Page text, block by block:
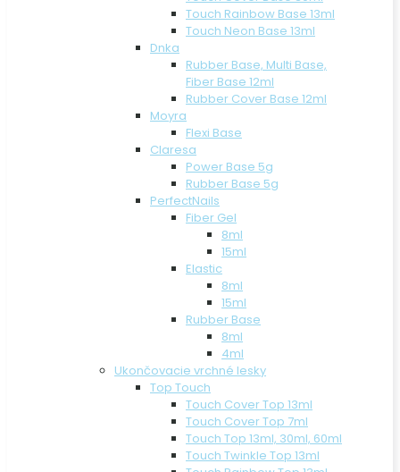
Touch Rainbow Base 13ml
Touch Neon Base 13ml
Dnka
Rubber Base, Multi Base,
Fiber Base 12ml
Rubber Cover Base 12ml
Moyra
Flexi Base
Claresa
Power Base 5g
Rubber Base 5g
PerfectNails
Fiber Gel
8ml
15ml
Elastic
8ml
15ml
Rubber Base
8ml
4ml
Ukončovacie vrchné lesky
Top Touch
Touch Cover Top 13ml
Touch Cover Top 7ml
Touch Top 13ml, 30ml, 60ml
Touch Twinkle Top 13ml